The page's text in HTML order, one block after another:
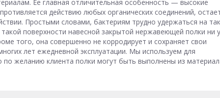
Ее главная отличительная особенность — высокие
действию любых органических соединений,
Простыми словами, бактериям трудно удержаться на
поверхности навесной закрытой нержавеющей полки ни у
того, она совершенно не корродирует и сохраняет свои
лет ежедневной эксплуатации. Мы используем для
по желанию клиента полки могут быть выполнены из